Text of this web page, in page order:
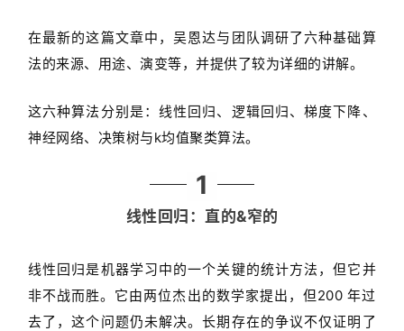
在最新的这篇文章中，吴恩达与团队调研了六种基础算
法的来源、用途、演变等，并提供了较为详细的讲解。
这六种算法分别是：线性回归、逻辑回归、梯度下降、
神经网络、决策树与k均值聚类算法。
1
线性回归：直的&窄的
线性回归是机器学习中的一个关键的统计方法，但它并
非不战而胜。它由两位杰出的数学家提出，但200 年过
去了，这个问题仍未解决。长期存在的争议不仅证明了